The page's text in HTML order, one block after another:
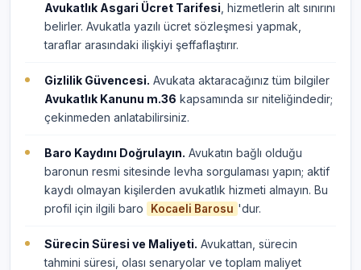
Avukatlık Asgari Ücret Tarifesi , hizmetlerin alt sınırını
belirler. Avukatla yazılı ücret sözleşmesi yapmak,
taraflar arasındaki ilişkiyi şeffaflaştırır.
Gizlilik Güvencesi. Avukata aktaracağınız tüm bilgiler
Avukatlık Kanunu m.36 kapsamında sır niteliğindedir;
çekinmeden anlatabilirsiniz.
Baro Kaydını Doğrulayın. Avukatın bağlı olduğu
baronun resmi sitesinde levha sorgulaması yapın; aktif
kaydı olmayan kişilerden avukatlık hizmeti almayın. Bu
profil için ilgili baro
Kocaeli Barosu 'dur.
Sürecin Süresi ve Maliyeti. Avukattan, sürecin
tahmini süresi, olası senaryolar ve toplam maliyet